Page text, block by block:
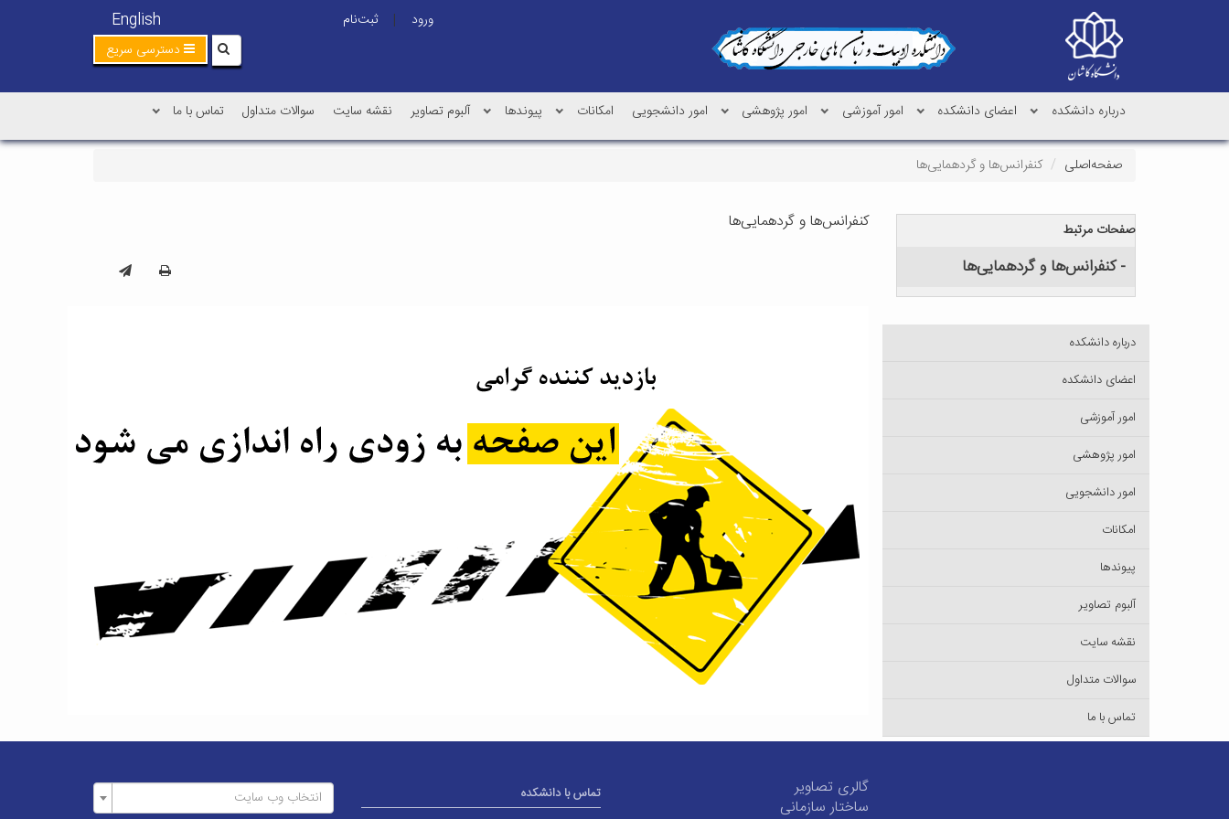
English ورود |
ثبت‌نام
دسترسی سریع
درباره دانشکده اعضای دانشکده امور آموزشی امور پژوهشی امور دانشجویی امکانات پیوندها آلبوم تصاویر نقشه سایت سوالات متداول تماس با ما
صفحه‌اصلی کنفرانس‌ها و گردهمایی‌ها
کنفرانس‌ها و گردهمایی‌ها صفحات مرتبط
- کنفرانس‌ها و گردهمایی‌ها
درباره دانشکده
اعضای دانشکده
امور آموزشی
امور پژوهشی
امور دانشجویی
امکانات
پیوندها
آلبوم تصاویر
نقشه سایت
سوالات متداول
تماس با ما
گالری تصاویر
ساختار سازمانی
تماس با دانشکده انتخاب وب سایت